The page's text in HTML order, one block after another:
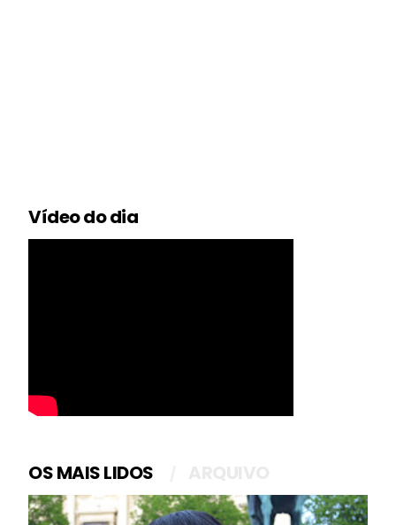
Vídeo do dia
OS MAIS LIDOS